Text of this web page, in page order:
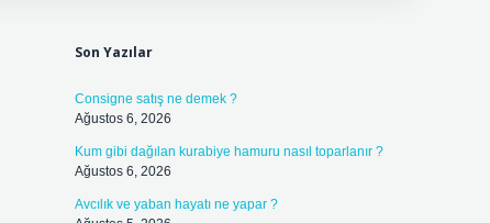
Son Yazılar
Consigne satış ne demek ?
Ağustos 6, 2026
Kum gibi dağılan kurabiye hamuru nasıl toparlanır ?
Ağustos 6, 2026
Avcılık ve yaban hayatı ne yapar ?